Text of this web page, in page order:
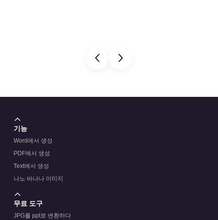
기능
Word에서 생성
PDF에서 생성
Text에서 생성
나노 바나나 이미지
무료 도구
JPG를 ppt로 변환하다